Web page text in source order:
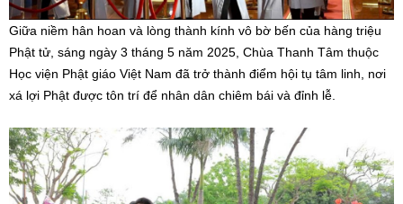
Giữa niềm hân hoan và lòng thành kính vô bờ bến của hàng triệu
Phật tử, sáng ngày 3 tháng 5 năm 2025, Chùa Thanh Tâm thuộc
Học viện Phật giáo Việt Nam đã trở thành điểm hội tụ tâm linh, nơi
xá lợi Phật được tôn trí để nhân dân chiêm bái và đỉnh lễ.